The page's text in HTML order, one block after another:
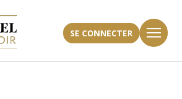
SE CONNECTER